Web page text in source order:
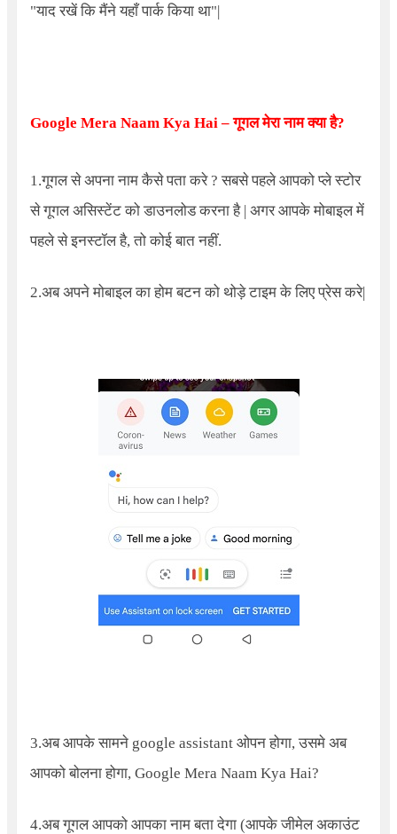
"याद रखें कि मैंने यहाँ पार्क किया था"|
Google Mera Naam Kya Hai –गूगल मेरा नाम क्या है?
1.गूगल से अपना नाम कैसे पता करे ? सबसे पहले आपको प्ले स्टोर
से गूगल असिस्टेंट को डाउनलोड करना है | अगर आपके मोबाइल में
पहले से इनस्टॉल है, तो कोई बात नहीं.
2.अब अपने मोबाइल का होम बटन को थोड़े टाइम के लिए प्रेस करे|
3.अब आपके सामने google assistant ओपन होगा, उसमे अब
आपको बोलना होगा, Google Mera Naam Kya Hai?
4.अब गूगल आपको आपका नाम बता देगा (आपके जीमेल अकाउंट